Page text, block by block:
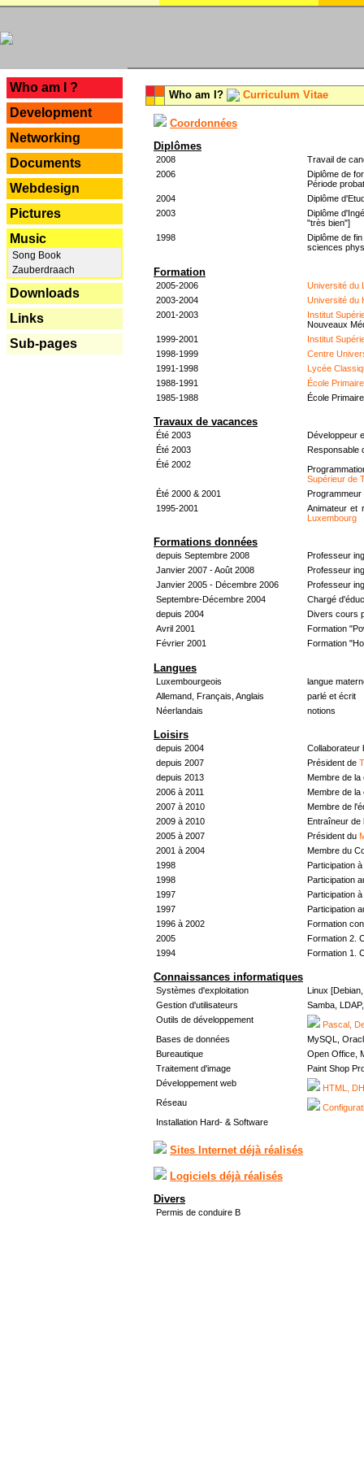
Who am I ?
Development
Networking
Documents
Webdesign
Pictures
Music
Song Book
Zauberdraach
Downloads
Links
Sub-pages
Who am I? Curriculum Vitae
Coordonnées
Diplômes
2008
Travail de
2006
Diplôme de
Période
2004
Diplôme
2003
Diplôme
"très bien"]
1998
Diplôme de
sciences
Formation
2005-2006
Université du
2003-2004
Université du
2001-2003
Institut
Nouveaux
1999-2001
Institut
1998-1999
Centre
1991-1998
Lycée
1988-1991
École
1985-1988
École
Travaux de vacances
Été 2003
Développeur
Été 2003
Responsable
Été 2002
Supérieur de
Été 2000 & 2001
Programmeur
1995-2001
Animateur et
Luxembourg
Formations données
depuis Septembre 2008
Professeur
Janvier 2007 - Août 2008
Professeur
Janvier 2005 - Décembre 2006
Professeur
Septembre-Décembre 2004
Chargé
depuis 2004
Divers cours
Avril 2001
Formation
Février 2001
Formation
Langues
Luxembourgeois
langue
Allemand, Français, Anglais
parlé et écrit
Néerlandais
notions
Loisirs
depuis 2004
Collaborateur
depuis 2007
Président de
depuis 2013
Membre de
2006 à 2011
Membre de
2007 à 2010
Membre de
2009 à 2010
Entraîneur de
2005 à 2007
Président du
2001 à 2004
Membre du
1998
Participation à
1998
Participation
1997
Participation à
1997
Participation
1996 à 2002
Formation
2005
Formation 2.
1994
Formation 1.
Connaissances informatiques
Systèmes d'exploitation
Linux
Gestion d'utilisateurs
Samba,
Outils de développement
Pascal,
Bases de données
MySQL,
Bureautique
Open Office,
Traitement d'image
Paint Shop
Développement web
HTML,
Réseau
Installation Hard- & Software
Sites Internet déjà réalisés
Logiciels déjà réalisés
Divers
Permis de conduire B